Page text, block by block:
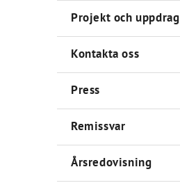
Projekt och uppdrag
Kontakta oss
Press
Remissvar
Årsredovisning